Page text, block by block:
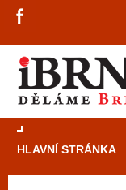
HLAVNÍ STRÁNKA